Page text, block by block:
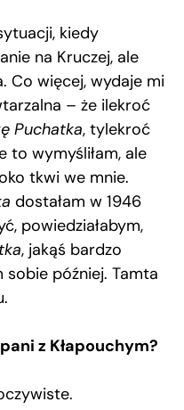
kiedy
na Kruczej, ale
Co więcej, wydaje mi
– że ilekroć
Puchatka, tylekroć
to wymyśliłam, ale
tkwi we mnie.
dostałam w 1946
powiedziałabym,
, jakąś bardzo
sobie później. Tamta
z Kłapouchym?